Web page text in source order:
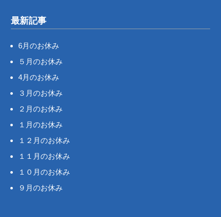
最新記事
6月のお休み
５月のお休み
4月のお休み
３月のお休み
２月のお休み
１月のお休み
１２月のお休み
１１月のお休み
１０月のお休み
９月のお休み